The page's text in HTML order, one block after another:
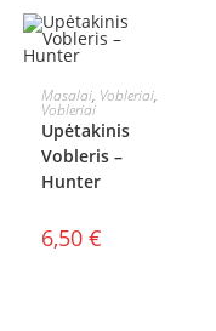
Į KREPŠELĮ
Masalai, Vobleriai,
Vobleriai
Upėtakinis
Vobleris –
Hunter
6,50 €